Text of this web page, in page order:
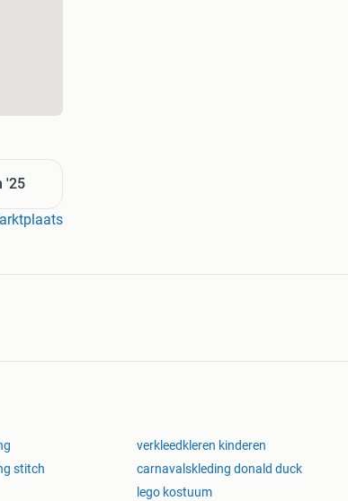
'25
verkleedkleren kinderen
stitch
carnavalskleding donald duck
lego kostuum